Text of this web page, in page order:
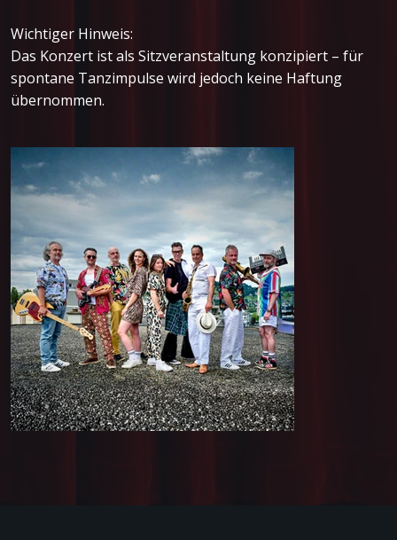
Wichtiger Hinweis:
Das Konzert ist als Sitzveranstaltung konzipiert – für
spontane Tanzimpulse wird jedoch keine Haftung
übernommen.